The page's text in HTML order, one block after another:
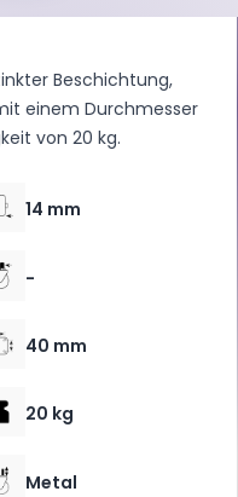
Beschichtung,
einem Durchmesser
von 20 kg.
14 mm
-
40 mm
20 kg
Metal